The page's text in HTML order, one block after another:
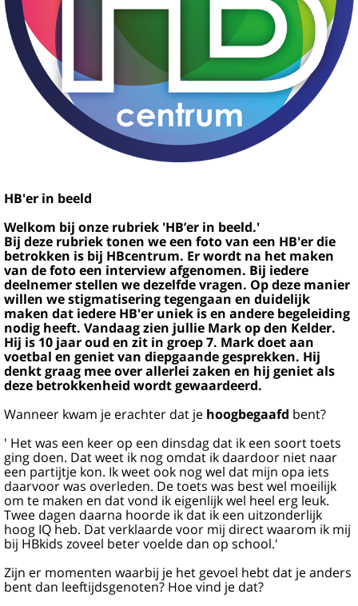
HB'er in beeld
Welkom bij onze rubriek 'HB’er in beeld.'
Bij deze rubriek tonen we een foto van een HB'er die
betrokken is bij HBcentrum. Er wordt na het maken
van de foto een interview afgenomen. Bij iedere
deelnemer stellen we dezelfde vragen. Op deze manier
willen we stigmatisering tegengaan en duidelijk
maken dat iedere HB'er uniek is en andere begeleiding
nodig heeft. Vandaag zien jullie Mark op den Kelder.
Hij is 10 jaar oud en zit in groep 7. Mark doet aan
voetbal en geniet van diepgaande gesprekken. Hij
denkt graag mee over allerlei zaken en hij geniet als
deze betrokkenheid wordt gewaardeerd.
Wanneer kwam je erachter dat je hoogbegaafd bent?
' Het was een keer op een dinsdag dat ik een soort toets
ging doen. Dat weet ik nog omdat ik daardoor niet naar
een partijtje kon. Ik weet ook nog wel dat mijn opa iets
daarvoor was overleden. De toets was best wel moeilijk
om te maken en dat vond ik eigenlijk wel heel erg leuk.
Twee dagen daarna hoorde ik dat ik een uitzonderlijk
hoog IQ heb. Dat verklaarde voor mij direct waarom ik mij
bij HBkids zoveel beter voelde dan op school.'
Zijn er momenten waarbij je het gevoel hebt dat je anders
bent dan leeftijdsgenoten? Hoe vind je dat?